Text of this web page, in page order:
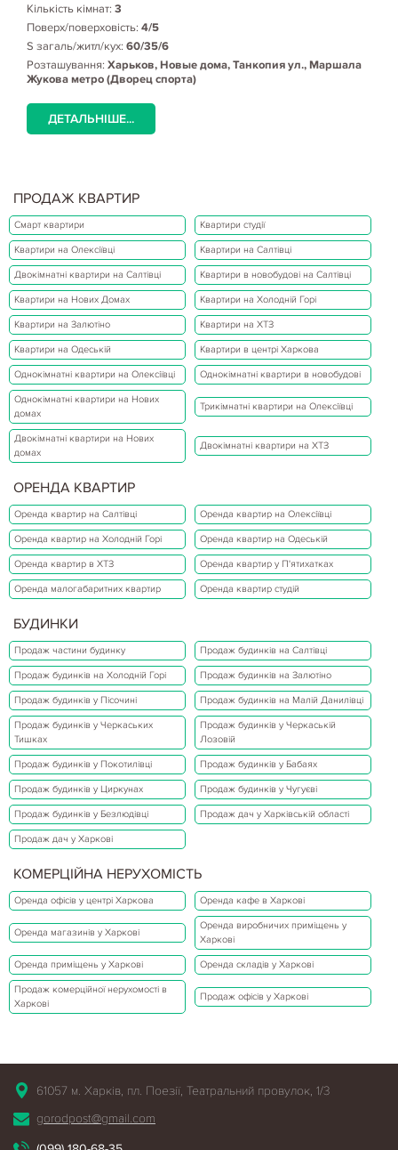
Кількість кімнат: 3
Поверх/поверховість: 4/5
S загаль/житл/кух: 60/35/6
Розташування: Харьков, Новые дома, Танкопия ул., Маршала
Жукова метро (Дворец спорта)
ДЕТАЛЬНІШЕ...
ПРОДАЖ КВАРТИР
Смарт квартири Квартири студії
Квартири на Олексіївці Квартири на Салтівці
Двокімнатні квартири на Салтівці Квартири в новобудові на Салтівці
Квартири на Нових Домах Квартири на Холодній Горі
Квартири на Залютіно Квартири на ХТЗ
Квартири на Одеській Квартири в центрі Харкова
Однокімнатні квартири на Олексіївці Однокімнатні квартири в новобудові
Однокімнатні квартири на Нових
домах
Трикімнатні квартири на Олексіївці
Двокімнатні квартири на Нових
домах
Двокімнатні квартири на ХТЗ
ОРЕНДА КВАРТИР
Оренда квартир на Салтівці Оренда квартир на Олексіївці
Оренда квартир на Холодній Горі Оренда квартир на Одеській
Оренда квартир в ХТЗ Оренда квартир у П'ятихатках
Оренда малогабаритних квартир Оренда квартир студій
БУДИНКИ
Продаж частини будинку Продаж будинків на Салтівці
Продаж будинків на Холодній Горі Продаж будинків на Залютіно
Продаж будинків у Пісочині Продаж будинків на Малій Данилівці
Продаж будинків у Черкаських
Тишках
Продаж будинків у Черкаській
Лозовій
Продаж будинків у Покотилівці Продаж будинків у Бабаях
Продаж будинків у Циркунах Продаж будинків у Чугуєві
Продаж будинків у Безлюдівці Продаж дач у Харківській області
Продаж дач у Харкові
КОМЕРЦІЙНА НЕРУХОМІСТЬ
Оренда офісів у центрі Харкова Оренда кафе в Харкові
Оренда магазинів у Харкові
Оренда виробничих приміщень у
Харкові
Оренда приміщень у Харкові Оренда складів у Харкові
Продаж комерційної нерухомості в
Харкові
Продаж офісів у Харкові
61057 м. Харків, пл. Поезії, Театральний провулок, 1/3
gorodpost@gmail.com